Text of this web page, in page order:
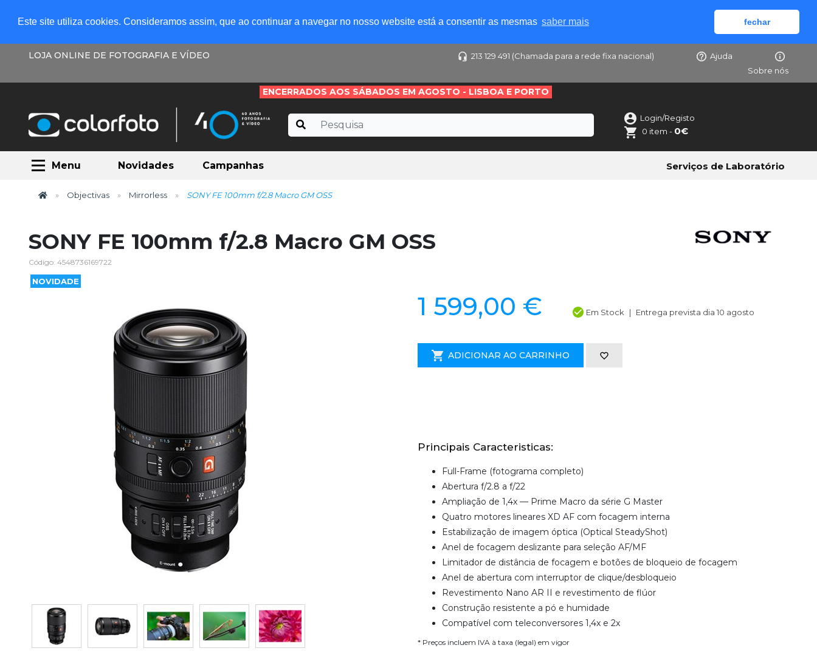
Este site utiliza cookies. Consideramos assim, que ao continuar a navegar no nosso website está a consentir as mesmas saber mais fechar
LOJA ONLINE DE FOTOGRAFIA E VÍDEO 213 129 491 (Chamada para a rede fixa nacional)
Ajuda
Sobre nós
ENCERRADOS AOS SÁBADOS EM AGOSTO - LISBOA E PORTO
Login/Registo
0 item - 0€
Menu Novidades Campanhas Serviços de Laboratório
Objectivas Mirrorless SONY FE 100mm f/2.8 Macro GM OSS
SONY FE 100mm f/2.8 Macro GM OSS
Código: 4548736169722
NOVIDADE
1 599,00 € Em Stock Entrega prevista dia 10 agosto
ADICIONAR AO CARRINHO
Principais Caracteristicas:
Full-Frame (fotograma completo)
Abertura f/2.8 a f/22
Ampliação de 1,4x — Prime Macro da série G Master
Quatro motores lineares XD AF com focagem interna
Estabilização de imagem óptica (Optical SteadyShot)
Anel de focagem deslizante para seleção AF/MF
Limitador de distância de focagem e botões de bloqueio de focagem
Anel de abertura com interruptor de clique/desbloqueio
Revestimento Nano AR II e revestimento de flúor
Construção resistente a pó e humidade
Compatível com teleconversores 1,4x e 2x
* Preços incluem IVA à taxa (legal) em vigor